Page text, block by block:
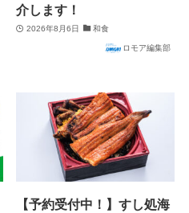
介します！
2026年8月6日 和食
ロモア編集部
【予約受付中！】すし処海